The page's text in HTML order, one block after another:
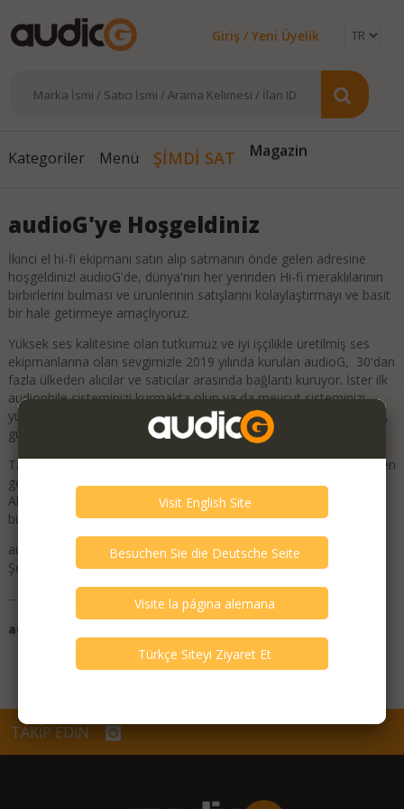
Giriş / Yeni Üyelik
Kategoriler Menü ŞİMDİ SAT Magazin
audioG'ye Hoşgeldiniz
İkinci el hi-fi ekipmanı satın alıp satmanın önde gelen adresine
hoşgeldiniz! audioG'de, dünya'nın her yerinden Hi-fi meraklılarının
birbirlerini bulması ve ürünlerinin satışlarını kolaylaştırmayı ve basit
bir hale getirmeye amaçlıyoruz.
Yüksek ses kalitesine olan tutkumuz ve iyi işçilikle üretilmiş ses
ekipmanlarına olan sevgimizle 2019 yılında kurulan audioG, 30'dan
fazla ülkeden alıcılar ve satıcılar arasında bağlantı kuruyor. İster ilk
audiophile sisteminizi kurmakta olun ya da mevcut sisteminizi
yükseltmeyi planlayın, audioG, ihtiyaçlarınızı karşılamak için şeffaf,
güvenli ve kullanıcı dostu bir platform sunmaktadır.
Taahhüdümüz, işlemleri kolaylaştırmak, gerçek alıcı ve satıcılara en
gelişmiş, süratli ve üretken ortamı sunmak. İngilizce, İspanyolca,
Almanca ve Türkçe içeriğimizle tüm dünya'dan odyofilleri
buluşturuyoruz.
audioG'de, mottomuzu destekliyoruz: "Alın - Satın | En Hızlı
Şekilde".
---
audioG | Alın - Satın | En Hızlı Şekilde
TAKİP EDİN